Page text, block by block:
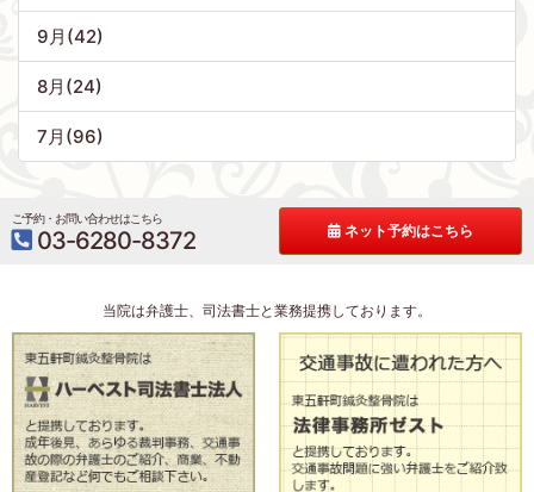
9月(42)
8月(24)
7月(96)
ご予約・お問い合わせはこちら
03-6280-8372 ネット予約はこちら
当院は弁護士、司法書士と業務提携しております。